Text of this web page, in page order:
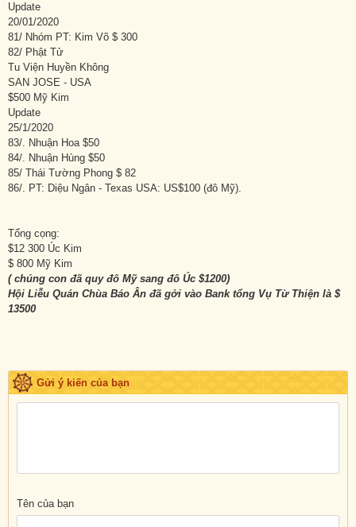
Update
20/01/2020
81/ Nhóm PT: Kim Võ $ 300
82/ Phật Tử
Tu Viện Huyền Không
SAN JOSE - USA
$500 Mỹ Kim
Update
25/1/2020
83/. Nhuận Hoa $50
84/. Nhuận Hùng $50
85/ Thái Tường Phong $ 82
86/. PT: Diệu Ngân - Texas USA: US$100 (đô Mỹ).
Tổng cọng:
$12 300 Úc Kim
$ 800 Mỹ Kim
( chúng con đã quy đô Mỹ sang đô Úc $1200)
Hội Liễu Quán Chùa Báo Ân đã gởi vào Bank tổng Vụ Từ Thiện là $
13500
Gửi ý kiến của bạn
Tên của bạn